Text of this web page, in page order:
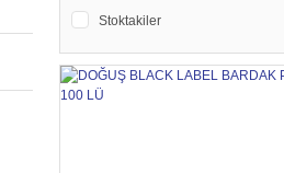
Stoktakiler